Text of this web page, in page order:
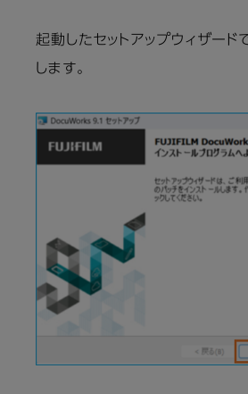
起動したセットアップウィザード
します。